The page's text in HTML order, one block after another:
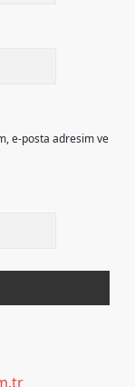
e-posta adresim ve